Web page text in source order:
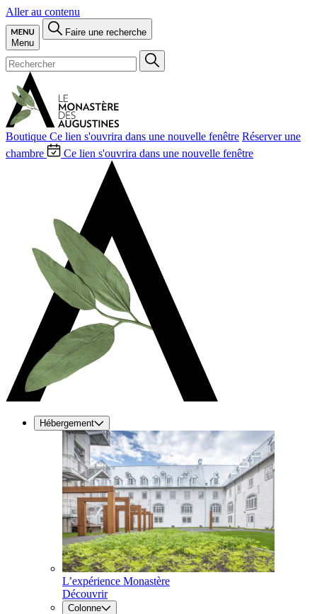
Aller au contenu
Menu
Faire une recherche
Boutique Ce lien s'ouvrira dans une nouvelle fenêtre Réserver une
chambre
Ce lien s'ouvrira dans une nouvelle fenêtre
Hébergement
L’expérience Monastère
Découvrir
Colonne